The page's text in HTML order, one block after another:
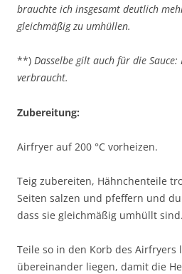
brauchte ich insgesamt deutlich
gleichmäßig zu umhüllen.
**) Dasselbe gilt auch für die
verbraucht.
Zubereitung:
Airfryer auf 200 °C vorheizen.
Teig zubereiten, Hähnchenteile
Seiten salzen und pfeffern und
dass sie gleichmäßig umhüllt sind.
Teile so in den Korb des Airfryers
übereinander liegen, damit die